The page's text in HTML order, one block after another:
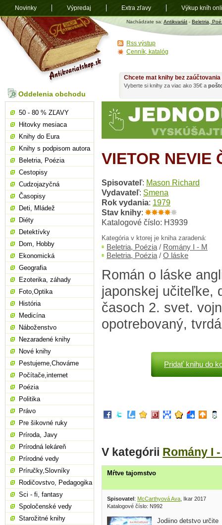
Antikvariát
shop.sk
Nachádzate sa: Antikvariát - Beletria,
VIETOR NEVIE
Spisovateľ: Mason Richard
Vydavateľ: Smena
Rok vydania: 1979
Stav knihy:
Katalogové číslo: H3939
Kategória v ktorej je kniha zaradená:
Beletria, Poézia / Romány I - M
Beletria, Poézia / O láske
Román o láske
japonskej učiteľke,
časoch 2. svet.
opotrebovaný,
Pridať knihu do
V kategórii Romány I
Mŕtve tajomstvo
Spisovatel: McCarthyová Ava , Ikar 2017
Katalogové číslo: N992
Jodiino detstvo určite
Chcete mat knihy bez
Vyberte si knihy za viac ako 35€ a
Oddelenia obchodu
50 - 80 % ZĽAVY
Hitovky mesiaca
Knihy do Eura
Knihy s podpisom autora
Beletria, Poézia
Cestopisy
Cudzojazyčná
Časopisy
Deti, Mládež
Diéty
Detektívky
Dom, Hobby
Ekonomická
Geografia
Ezoterika, záhady
Foto,Optika
História
Medicína
Náboženstvo
Nezaradené knihy
Nové knihy
Pestujeme,Chováme
Počítače,internet
Poézia
Politika
Právo
Pre šikovné ruky
Príroda, Javy
Prírodná lekáreň
Prírodné vedy
Príručky,Slovníky
Rodičovstvo, Pedagogika
Sci - fi, fantasy
Spoločenské vedy
Starožitné knihy
Rss výstup
Cenník, katalóg
Novinky Výpredaj Extra zľavy Výkup kníh